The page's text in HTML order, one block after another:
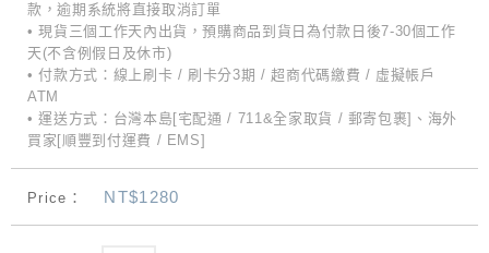
款，逾期系統將直接取消訂單
• 現貨三個工作天內出貨，預購商品到貨日為付款日後7-30個工作
天(不含例假日及休市)
• 付款方式：線上刷卡 / 刷卡分3期 / 超商代碼繳費 / 虛擬帳戶
ATM
• 運送方式：台灣本島[宅配通 / 711&全家取貨 / 郵寄包裹]、海外
買家[順豐到付運費 / EMS]
Price： NT$1280